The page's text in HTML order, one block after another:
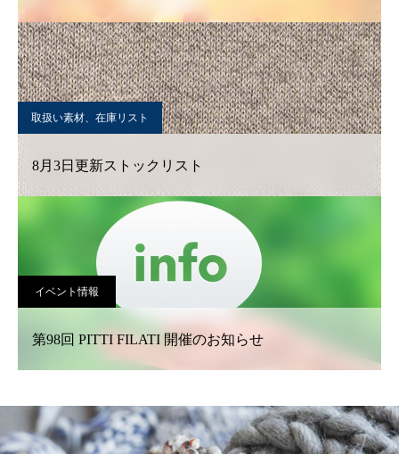
取扱い素材、在庫リスト
8月3日更新ストックリスト
イベント情報
第98回 PITTI FILATI 開催のお知らせ